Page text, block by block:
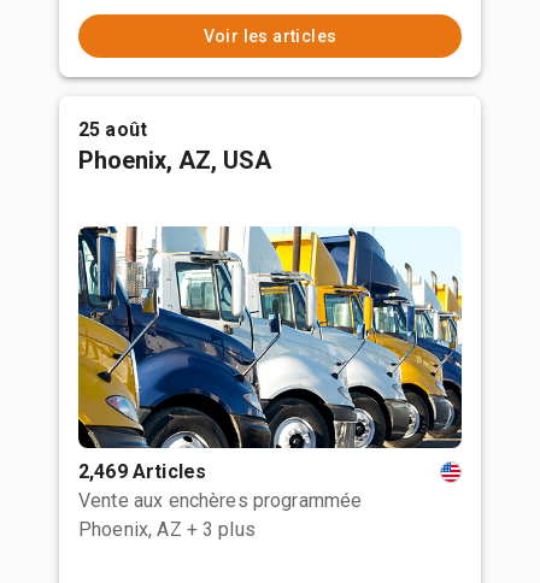
Voir les articles
25 août
Phoenix, AZ, USA
2,469 Articles
Vente aux enchères programmée
Phoenix, AZ + 3 plus